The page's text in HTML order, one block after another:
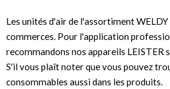
Les unités d'air de l'assortiment
commerces. Pour l'application
recommandons nos appareils LEISTER
S'il vous plaît noter que vous pouvez
consommables aussi dans les produits.